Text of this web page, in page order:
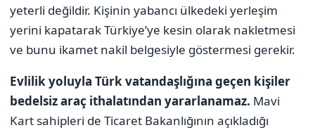
yeterli değildir. Kişinin yabancı ülkedeki yerleşim
yerini kapatarak Türkiye’ye kesin olarak nakletmesi
ve bunu ikamet nakil belgesiyle göstermesi gerekir.
Evlilik yoluyla Türk vatandaşlığına geçen kişiler
bedelsiz araç ithalatından yararlanamaz. Mavi
Kart sahipleri de Ticaret Bakanlığının açıkladığı